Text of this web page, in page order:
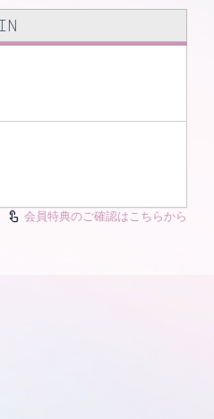
touch_app 会員特典のご確認はこちらから